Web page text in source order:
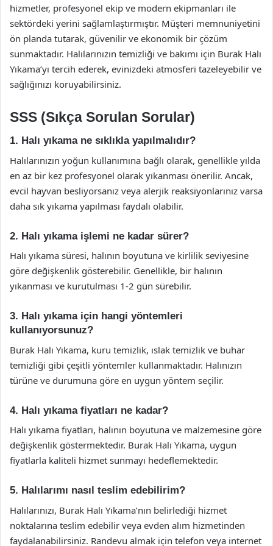
hizmetler, profesyonel ekip ve modern ekipmanları ile
sektördeki yerini sağlamlaştırmıştır. Müşteri memnuniyetini
ön planda tutarak, güvenilir ve ekonomik bir çözüm
sunmaktadır. Halılarınızın temizliği ve bakımı için Burak Halı
Yıkama’yı tercih ederek, evinizdeki atmosferi tazeleyebilir ve
sağlığınızı koruyabilirsiniz.
SSS (Sıkça Sorulan Sorular)
1. Halı yıkama ne sıklıkla yapılmalıdır?
Halılarınızın yoğun kullanımına bağlı olarak, genellikle yılda
en az bir kez profesyonel olarak yıkanması önerilir. Ancak,
evcil hayvan besliyorsanız veya alerjik reaksiyonlarınız varsa
daha sık yıkama yapılması faydalı olabilir.
2. Halı yıkama işlemi ne kadar sürer?
Halı yıkama süresi, halının boyutuna ve kirlilik seviyesine
göre değişkenlik gösterebilir. Genellikle, bir halının
yıkanması ve kurutulması 1-2 gün sürebilir.
3. Halı yıkama için hangi yöntemleri
kullanıyorsunuz?
Burak Halı Yıkama, kuru temizlik, ıslak temizlik ve buhar
temizliği gibi çeşitli yöntemler kullanmaktadır. Halınızın
türüne ve durumuna göre en uygun yöntem seçilir.
4. Halı yıkama fiyatları ne kadar?
Halı yıkama fiyatları, halının boyutuna ve malzemesine göre
değişkenlik göstermektedir. Burak Halı Yıkama, uygun
fiyatlarla kaliteli hizmet sunmayı hedeflemektedir.
5. Halılarımı nasıl teslim edebilirim?
Halılarınızı, Burak Halı Yıkama’nın belirlediği hizmet
noktalarına teslim edebilir veya evden alım hizmetinden
faydalanabilirsiniz. Randevu almak için telefon veya internet